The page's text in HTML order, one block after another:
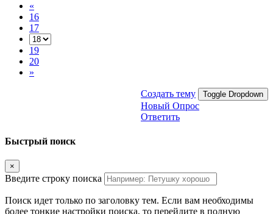
«
16
17
19
20
»
Создать тему Toggle Dropdown
Новый Опрос
Ответить
Быстрый поиск
×
Введите строку поиска
Поиск идет только по заголовку тем. Если вам необходимы
более тонкие настройки поиска, то перейдите в полную